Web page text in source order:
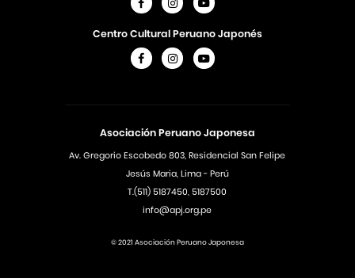
Asociación Peruano Japonesa
Av. Gregorio Escobedo 803, Residencial San Felipe
Jesús Maria, Lima - Perú
T.(511) 5187450, 5187500
info@apj.org.pe
Centro Cultural Peruano Japonés
© 2021 Asociación Peruano Japonesa